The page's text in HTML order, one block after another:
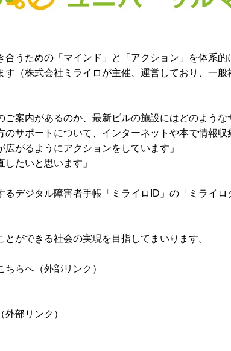
うための「マインド」と「アクション」を体系
（株式会社ミライロが主催、運営しており、一般
ご案内があるのか、最新ビルの施設にはどのよう
サポートについて、インターネットや本で情報収
がるようにアクションをしています」
たいと思います」
デジタル障害者手帳「ミライロID」の「ミライ
ができる社会の実現を目指してまいります。
らへ（外部リンク）
部リンク）